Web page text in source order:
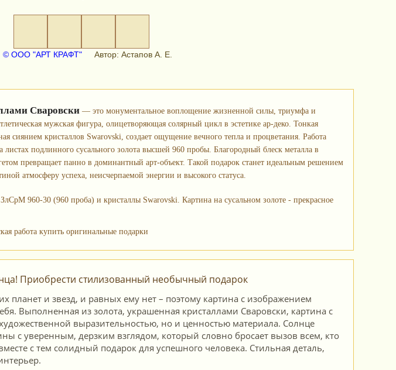
© ООО "АРТ КРАФТ" Автор: Астапов А. Е.
Сваровски— это монументальное воплощение жизненной силы, триумфа и
мужская фигура, олицетворяющая солярный цикл в эстетике ар-деко. Тонкая
сиянием кристаллов Swarovski, создает ощущение вечного тепла и процветания. Работа
подлинного сусального золота высшей 960 пробы. Благородный блеск металла в
превращает панно в доминантный арт-объект. Такой подарок станет идеальным решением
атмосферу успеха, неисчерпаемой энергии и высокого статуса.
960-30 (960 проба) и кристаллы Swarovski. Картина на сусальном золоте - прекрасное
Приобрести стилизованный необычный подарок
планет и звезд, и равных ему нет – поэтому картина с изображением
Выполненная из золота, украшенная кристаллами Сваровски, картина с
выразительностью, но и ценностью материала. Солнце
с уверенным, дерзким взглядом, который словно бросает вызов всем, кто
с тем солидный подарок для успешного человека. Стильная деталь,